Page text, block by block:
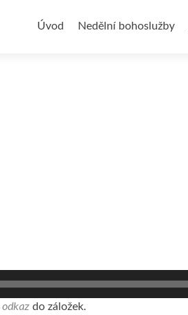
k
Úvod Nedělní bohoslužby
odkaz do záložek.